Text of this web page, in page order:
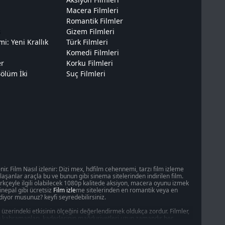
Yeni Krallık
İki
Macera Filmleri
Romantik Filmler
Gizem Filmleri
Türk Filmleri
Komedi Filmleri
Korku Filmleri
Suç Filmleri
Film Nasıl izlenir: Dizi mex, hdfilm cehennemi, tarzı film izleme
araçla bu ve bunun gibi sinema sitelerinden indirilen film.
ilgili olabilecek 1080p kalitede aksiyon, macera oyunu izmek
gibi ücretsiz Film izleme sitelerinden en romantik veya en
musunuz? keyfi seyredebilirsiniz.
etkisinin ölçeğini değerlendirmek oldukça zordur. Filmler,
kaderlerinin mağduriyetleri uzun zamandır her